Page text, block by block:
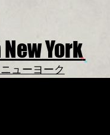
York
ューヨーク